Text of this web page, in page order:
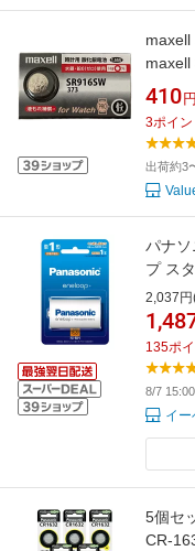
maxell
maxell
時計
410 円
3ポイン
出荷約3
パナ
プ ス
充電式
2,037
135ポ
8/7
イ
5個セ
CR-